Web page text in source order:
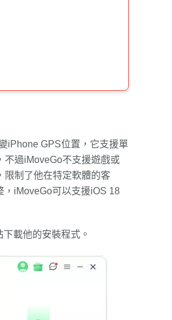
iPhone GPS位置，它支援單
不過iMoveGo不支援遊戲或
限制了他在特定軟體的客
iMoveGo可以支援iOS 18
載他的安裝程式。